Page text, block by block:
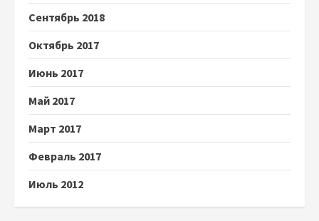
Сентябрь 2018
Октябрь 2017
Июнь 2017
Май 2017
Март 2017
Февраль 2017
Июль 2012